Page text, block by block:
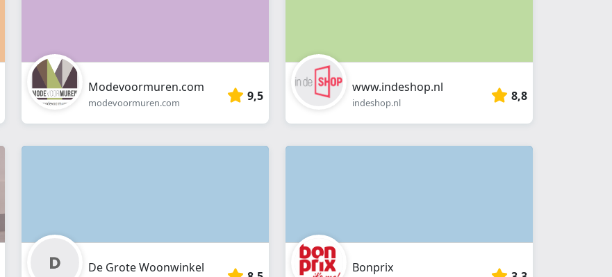
Modevoormuren.com
modevoormuren.com 9,5
www.indeshop.nl
indeshop.nl 8,8
De Grote Woonwinkel Bonprix